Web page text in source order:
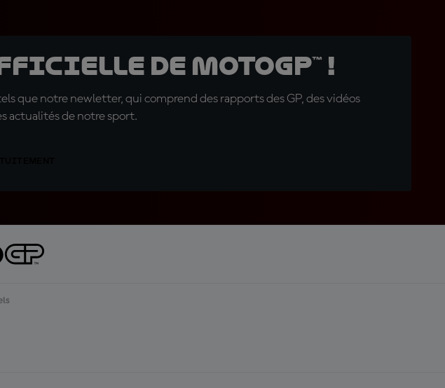
de MotoGP™ !
que notre newletter, qui comprend des rapports des GP, des vidéos
actualités de notre sport.